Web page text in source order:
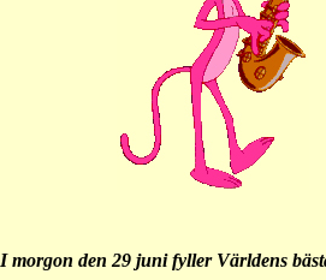
I morgon den 29 juni fyller Världens